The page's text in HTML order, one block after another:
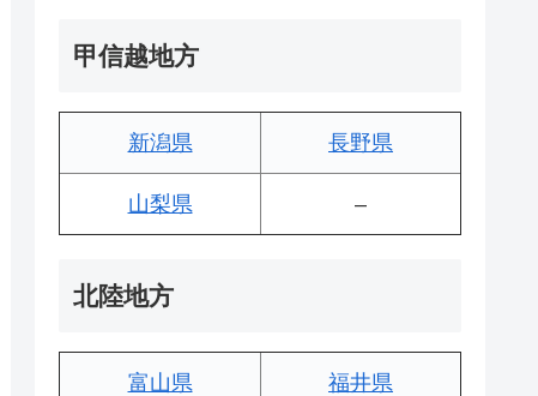
甲信越地方
新潟県 長野県
山梨県 –
北陸地方
富山県 福井県